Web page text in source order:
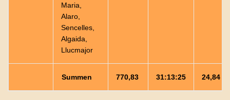
Maria,
Alaro,
Sencelles,
Algaida,
Llucmajor
Summen 770,83 31:13:25 24,84